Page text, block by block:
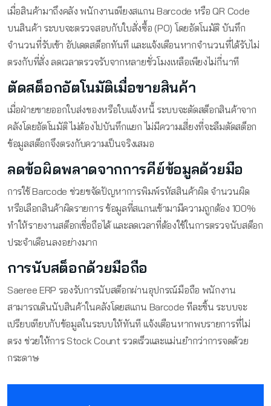
เมื่อสินค้ามาถึงคลัง พนักงานเพียงสแกน Barcode หรือ QR Code
บนสินค้า ระบบจะตรวจสอบกับใบสั่งซื้อ (PO) โดยอัตโนมัติ บันทึก
จำนวนที่รับเข้า อัปเดตสต็อกทันที และแจ้งเตือนหากจำนวนที่ได้รับไม่
ตรงกับที่สั่ง ลดเวลาตรวจรับจากหลายชั่วโมงเหลือเพียงไม่กี่นาที
ตัดสต็อกอัตโนมัติเมื่อขายสินค้า
เมื่อฝ่ายขายออกใบส่งของหรือใบแจ้งหนี้ ระบบจะตัดสต็อกสินค้าจาก
คลังโดยอัตโนมัติ ไม่ต้องไปบันทึกแยก ไม่มีความเสี่ยงที่จะลืมตัดสต็อก
ข้อมูลสต็อกจึงตรงกับความเป็นจริงเสมอ
ลดข้อผิดพลาดจากการคีย์ข้อมูลด้วยมือ
การใช้ Barcode ช่วยขจัดปัญหาการพิมพ์รหัสสินค้าผิด จำนวนผิด
หรือเลือกสินค้าผิดรายการ ข้อมูลที่สแกนเข้ามามีความถูกต้อง 100%
ทำให้รายงานสต็อกเชื่อถือได้ และลดเวลาที่ต้องใช้ในการตรวจนับสต็อก
ประจำเดือนลงอย่างมาก
การนับสต็อกด้วยมือถือ
Saeree ERP รองรับการนับสต็อกผ่านอุปกรณ์มือถือ พนักงาน
สามารถเดินนับสินค้าในคลังโดยสแกน Barcode ทีละชิ้น ระบบจะ
เปรียบเทียบกับข้อมูลในระบบให้ทันที แจ้งเตือนหากพบรายการที่ไม่
ตรง ช่วยให้การ Stock Count รวดเร็วและแม่นยำกว่าการจดด้วย
กระดาษ